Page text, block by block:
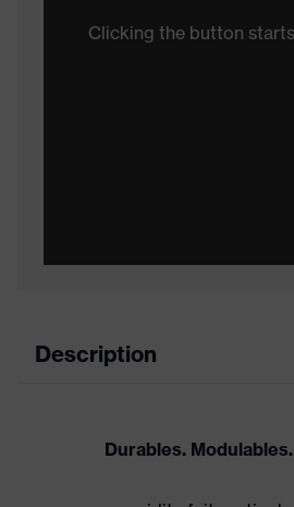
Clicking the button
Description
Durables.